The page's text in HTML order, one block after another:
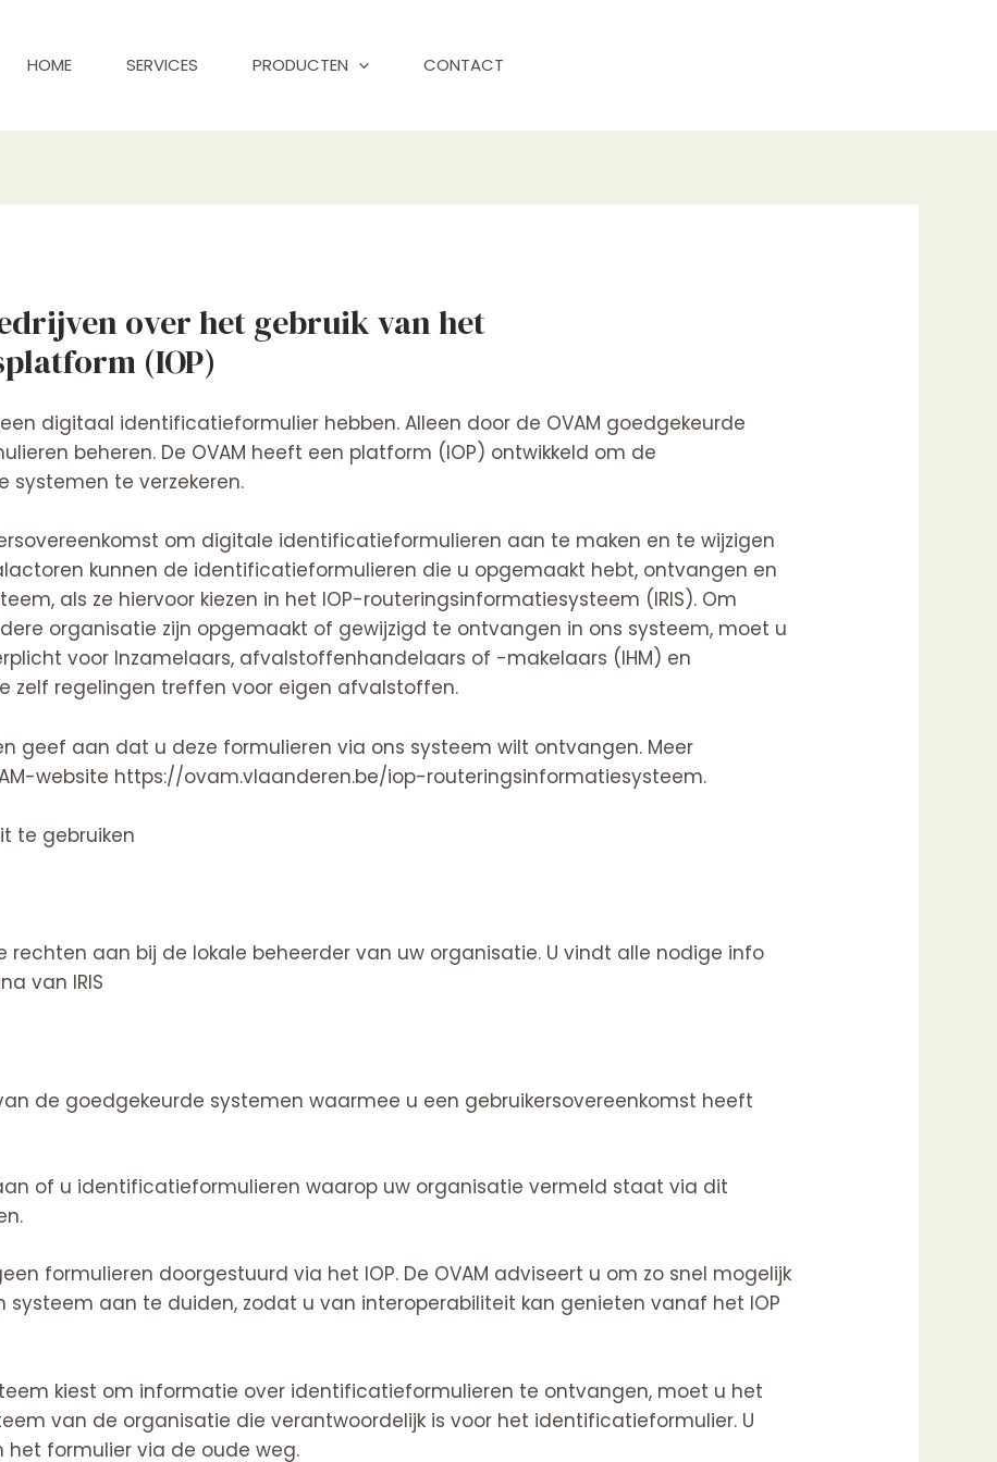
HOME SERVICES PRODUCTEN CONTACT
over het gebruik van het
(IOP)
digitaal identificatieformulier hebben. Alleen door de OVAM goedgekeurde
beheren. De OVAM heeft een platform (IOP) ontwikkeld om de
systemen te verzekeren.
om digitale identificatieformulieren aan te maken en te wijzigen
kunnen de identificatieformulieren die u opgemaakt hebt, ontvangen en
als ze hiervoor kiezen in het IOP-routeringsinformatiesysteem (IRIS). Om
organisatie zijn opgemaakt of gewijzigd te ontvangen in ons systeem, moet u
voor Inzamelaars, afvalstoffenhandelaars of -makelaars (IHM) en
zelf regelingen treffen voor eigen afvalstoffen.
geef aan dat u deze formulieren via ons systeem wilt ontvangen. Meer
website https://ovam.vlaanderen.be/iop-routeringsinformatiesysteem.
te gebruiken
rechten aan bij de lokale beheerder van uw organisatie. U vindt alle nodige info
van IRIS
de goedgekeurde systemen waarmee u een gebruikersovereenkomst heeft
of u identificatieformulieren waarop uw organisatie vermeld staat via dit
formulieren doorgestuurd via het IOP. De OVAM adviseert u om zo snel mogelijk
systeem aan te duiden, zodat u van interoperabiliteit kan genieten vanaf het IOP
kiest om informatie over identificatieformulieren te ontvangen, moet u het
van de organisatie die verantwoordelijk is voor het identificatieformulier. U
formulier via de oude weg.